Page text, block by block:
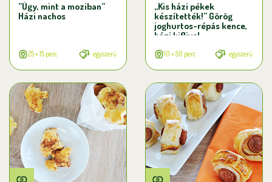
”Úgy, mint a moziban”
Házi nachos
25 + 15 perc egyszerű
„Kis házi pékek
készítették!” Görög
joghurtos-répás kence,
házi kiflivel
10 + 50 perc egyszerű